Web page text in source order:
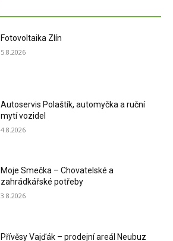
Fotovoltaika Zlín
5.8.2026
Autoservis Polaštík, automyčka a ruční
mytí vozidel
4.8.2026
Moje Smečka – Chovatelské a
zahrádkářské potřeby
3.8.2026
Přívěsy Vajďák – prodejní areál Neubuz